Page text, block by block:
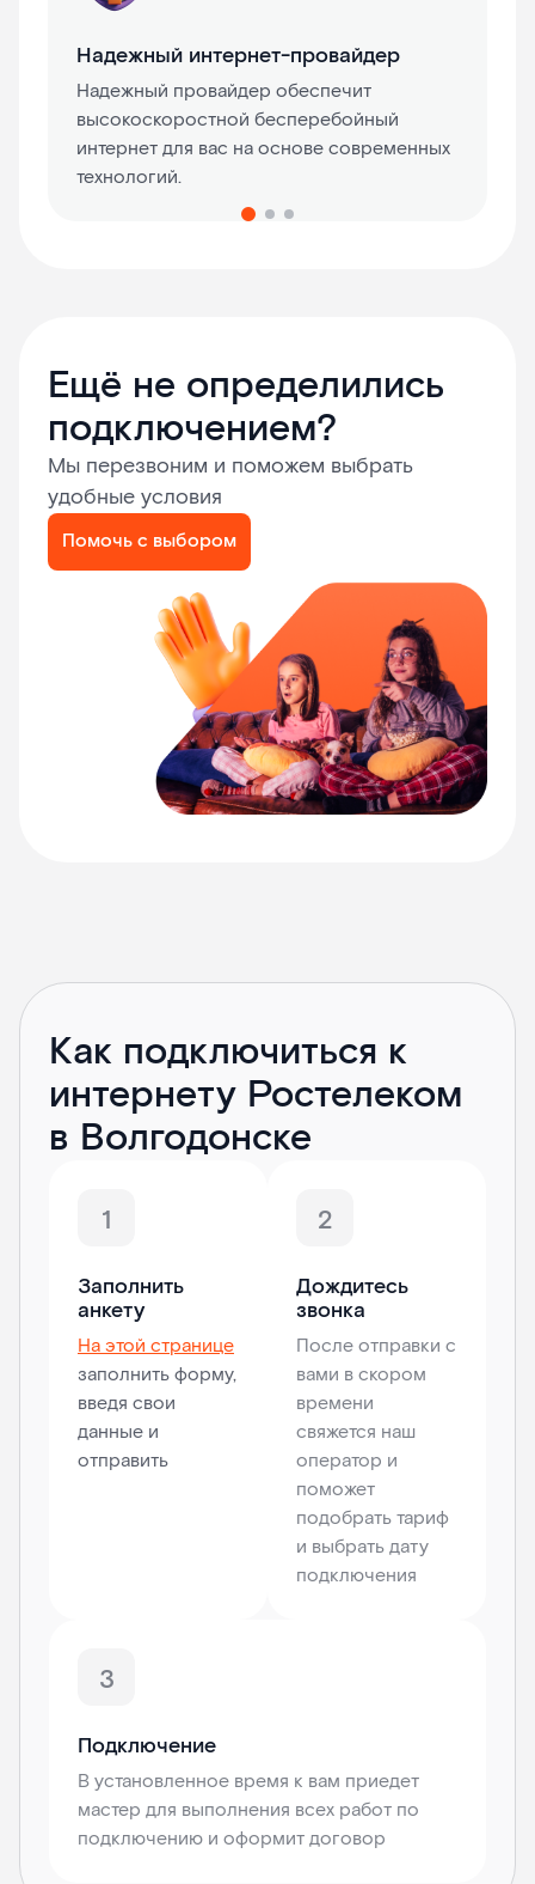
Надежный интернет-провайдер
Надежный провайдер обеспечит
высокоскоростной бесперебойный
интернет для вас на основе современных
технологий.
Ещё не определились
подключением?
Мы перезвоним и поможем выбрать
удобные условия
Помочь с выбором
Как подключиться к
интернету Ростелеком
в Волгодонске
1
Заполнить
анкету
На этой странице
заполнить форму,
введя свои
данные и
отправить
2
Дождитесь
звонка
После отправки с
вами в скором
времени
свяжется наш
оператор и
поможет
подобрать тариф
и выбрать дату
подключения
3
Подключение
В установленное время к вам приедет
мастер для выполнения всех работ по
подключению и оформит договор